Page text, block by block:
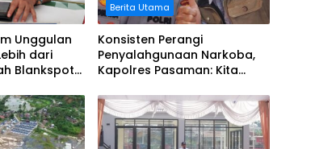
Unggulan
dari
Blankspot
Berita Utama
Konsisten Perangi
Penyalahgunaan Narkoba,
Kapolres Pasaman: Kita
yang Tegas